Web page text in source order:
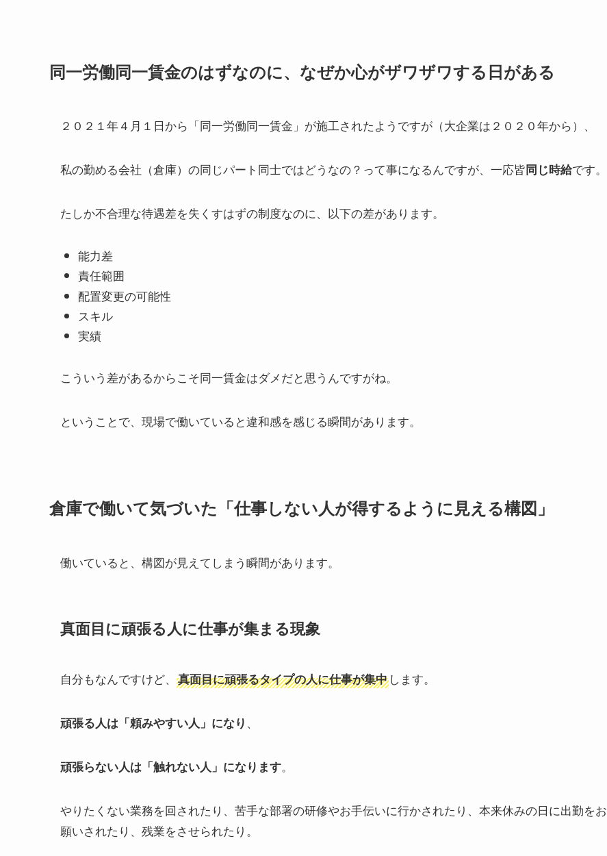
同一労働同一賃金のはずなのに、なぜか心がザワザワする日がある
２０２１年４月１日から「同一労働同一賃金」が施工されたようですが（大企業は２０２０年から）、
私の勤める会社（倉庫）の同じパート同士ではどうなの？って事になるんですが、一応皆同じ時給です。
たしか不合理な待遇差を失くすはずの制度なのに、以下の差があります。
能力差
責任範囲
配置変更の可能性
スキル
実績
こういう差があるからこそ同一賃金はダメだと思うんですがね。
ということで、現場で働いていると違和感を感じる瞬間があります。
倉庫で働いて気づいた「仕事しない人が得するように見える構図」
働いていると、構図が見えてしまう瞬間があります。
真面目に頑張る人に仕事が集まる現象
自分もなんですけど、 真面目に頑張るタイプの人に仕事が集中 します。
頑張る人は「頼みやすい人」になり 、
頑張らない人は「触れない人」になります。
やりたくない業務を回されたり、苦手な部署の研修やお手伝いに行かされたり、本来休みの日に出勤をお
願いされたり、残業をさせられたり。